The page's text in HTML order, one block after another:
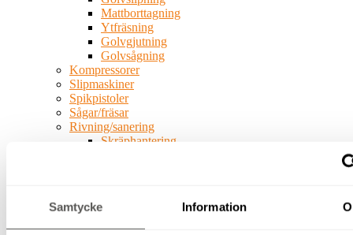
Samtycke Information
Mattborttagning
Ytfräsning
Golvgjutning
Golvsågning
Kompressorer
Slipmaskiner
Spikpistoler
Sågar/fräsar
Rivning/sanering
Skräphantering
Kärnborr
Armering